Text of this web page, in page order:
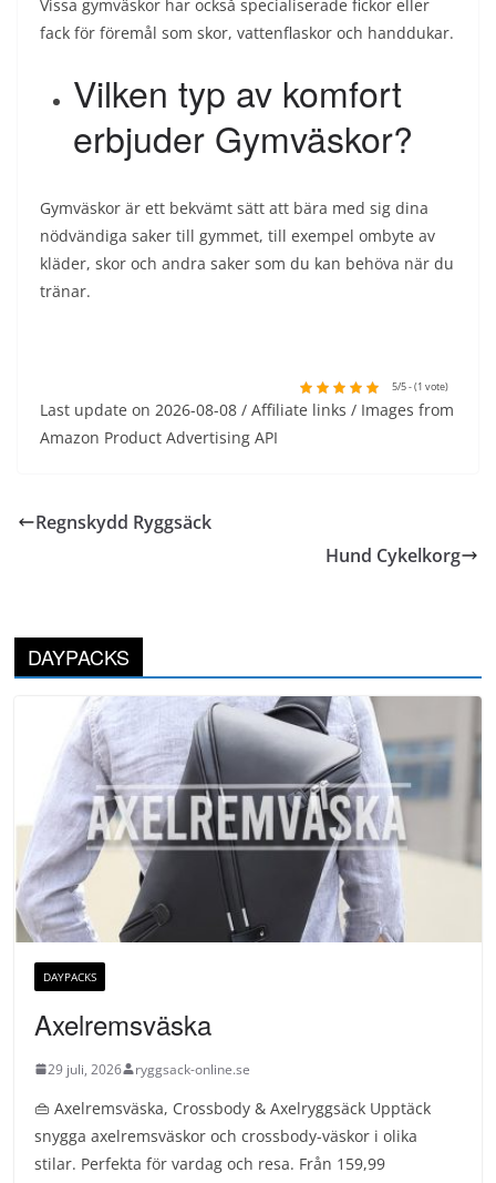
Vissa gymväskor har också specialiserade fickor eller
fack för föremål som skor, vattenflaskor och handdukar.
Vilken typ av komfort
erbjuder Gymväskor?
Gymväskor är ett bekvämt sätt att bära med sig dina
nödvändiga saker till gymmet, till exempel ombyte av
kläder, skor och andra saker som du kan behöva när du
tränar.
5/5 - (1 vote)
Last update on 2026-08-08 / Affiliate links / Images from
Amazon Product Advertising API
Regnskydd Ryggsäck
Hund Cykelkorg
DAYPACKS
DAYPACKS
Axelremsväska
29 juli, 2026 ryggsack-online.se
👜 Axelremsväska, Crossbody & Axelryggsäck Upptäck
snygga axelremsväskor och crossbody-väskor i olika
stilar. Perfekta för vardag och resa. Från 159,99